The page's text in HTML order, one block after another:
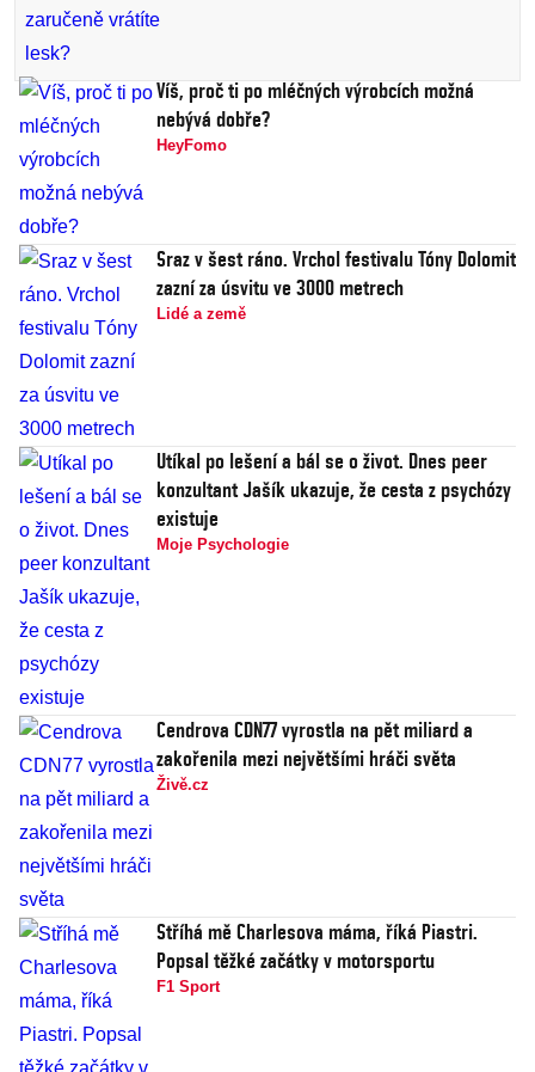
Víš, proč ti po mléčných výrobcích možná
nebývá dobře?
HeyFomo
Sraz v šest ráno. Vrchol festivalu Tóny Dolomit
zazní za úsvitu ve 3000 metrech
Lidé a země
Utíkal po lešení a bál se o život. Dnes peer
konzultant Jašík ukazuje, že cesta z psychózy
existuje
Moje Psychologie
Cendrova CDN77 vyrostla na pět miliard a
zakořenila mezi největšími hráči světa
Živě.cz
Stříhá mě Charlesova máma, říká Piastri.
Popsal těžké začátky v motorsportu
F1 Sport